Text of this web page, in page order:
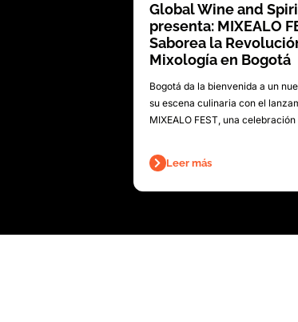
Global Wine and
presenta: MIXEALO
Saborea la
Mixología en Bogotá
Bogotá da la bienvenida a un
su escena culinaria con el
MIXEALO FEST, una celebración
Leer más